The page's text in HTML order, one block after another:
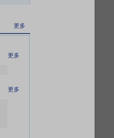
更多
更多
更多